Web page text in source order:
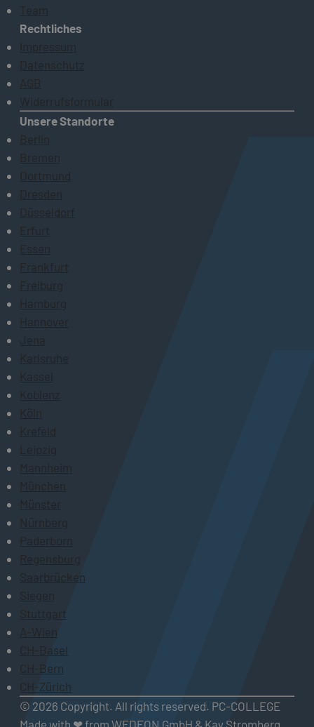
Team
Rechtliches
Impressum
Datenschutz
AGB
Widerrufsformular
Unsere Standorte
Berlin
Bremen
Dortmund
Dresden
Düsseldorf
Erfurt
Essen
Frankfurt
Freiburg
Hamburg
Hannover
Jena
Karlsruhe
Kassel
Koblenz
Köln
Krefeld
Leipzig
Mannheim
München
Münster
Nürnberg
Paderborn
Regensburg
Saarbrücken
Siegen
Stuttgart
A-Wien
CH-Basel
CH-Bern
CH-Zürich
© 2026 Copyright. All rights reserved. PC-COLLEGE